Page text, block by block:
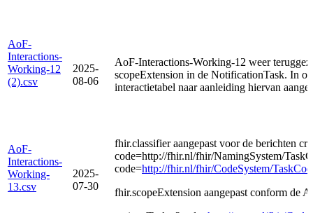
AoF-
Interactions-
Working-12
(2).csv
2025-
08-06
AoF-Interactions-Working-12 weer
scopeExtension in de NotificationTask. In
interactietabel naar aanleiding hiervan
AoF-
Interactions-
Working-
13.csv
2025-
07-30
fhir.classifier aangepast voor de berichten
code=http://fhir.nl/fhir/NamingSystem/
code=http://fhir.nl/fhir/CodeSystem/
fhir.scopeExtension aangepast conform de